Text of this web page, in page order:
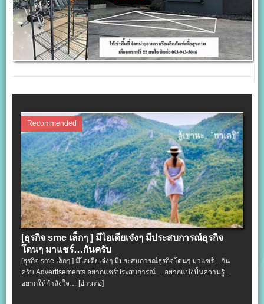
Recommended
[ธุรกิจ sme เล็กๆ ] มีไอเดียเจ๋งๆ มีประสบการณ์ธุรกิจ
โดนๆ มาแชร์…กันครับ
[ธุรกิจ sme เล็กๆ ] มีไอเดียเจ๋งๆ มีประสบการณ์ธุรกิจโดนๆ มาแชร์…กัน
ครับ Advertisements อยากแชร์ประสบการณ์… อยากแบ่งปั้นความรู้…
อยากให้กำลังใจ… [อ่านต่อ]